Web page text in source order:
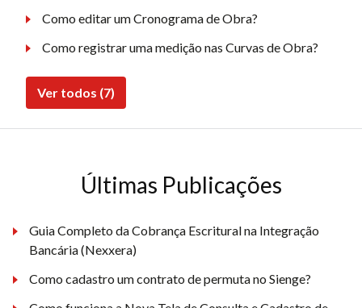
Como editar um Cronograma de Obra?
Como registrar uma medição nas Curvas de Obra?
Ver todos (7)
Últimas Publicações
Guia Completo da Cobrança Escritural na Integração
Bancária (Nexxera)
Como cadastro um contrato de permuta no Sienge?